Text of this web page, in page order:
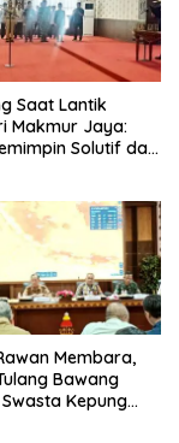
Saat Lantik
Makmur Jaya:
Solutif dan
Membara,
Bawang
Kepung